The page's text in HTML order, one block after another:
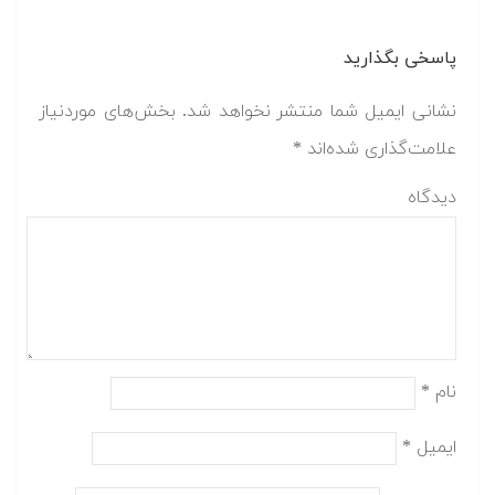
پاسخی بگذارید
نشانی ایمیل شما منتشر نخواهد شد. بخش‌های موردنیاز
علامت‌گذاری شده‌اند *
دیدگاه
نام *
ایمیل *